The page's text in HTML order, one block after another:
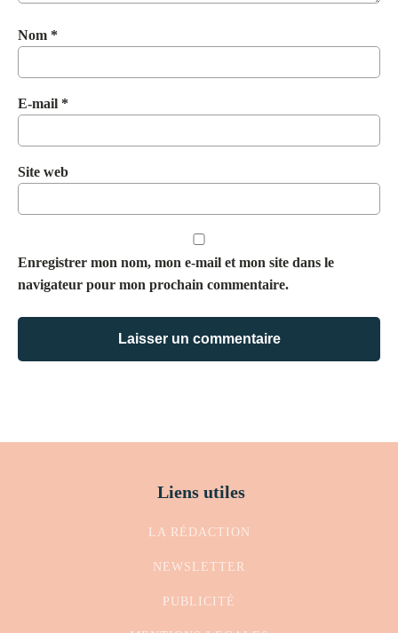
Nom *
E-mail *
Site web
Enregistrer mon nom, mon e-mail et mon site dans le
navigateur pour mon prochain commentaire.
Liens utiles
LA RÉDACTION
NEWSLETTER
PUBLICITÉ